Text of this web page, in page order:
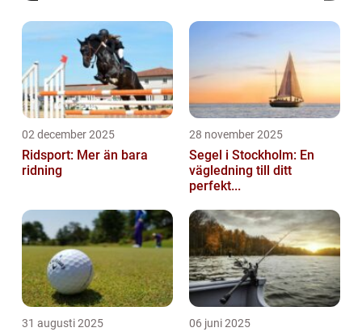
02 december 2025
Ridsport: Mer än bara
ridning
28 november 2025
Segel i Stockholm: En
vägledning till ditt
perfekt...
31 augusti 2025 06 juni 2025